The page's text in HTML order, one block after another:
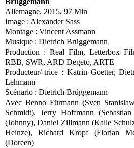
Allemagne, 2015, 97 Min
Image : Alexander Sass
Montage : Vincent Assmann
Musique : Dietrich Brüggemann
Production : Real Film, Letterbox
RBB, SWR, ARD Degeto, ARTE
Producteur/-trice : Katrin Goetter,
Lehmann
Scénario : Dietrich Brüggemann
Avec Benno Fürmann (Sven
Schmidt), Jerry Hoffmann
(Johnny), Daniel Zillmann (Kalle
Heinze), Richard Kropf (Florian
(Doreen)